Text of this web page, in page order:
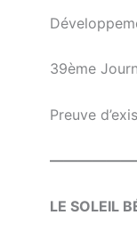
39ème
Preuve
LE SOLEIL